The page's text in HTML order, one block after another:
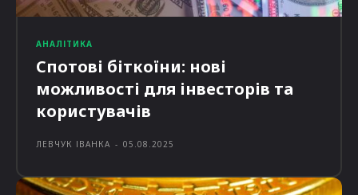
АНАЛІТИКА
Спотові біткоїни: нові
можливості для інвесторів та
користувачів
ЛЕВЧУК ІВАНКА - 05.08.2025